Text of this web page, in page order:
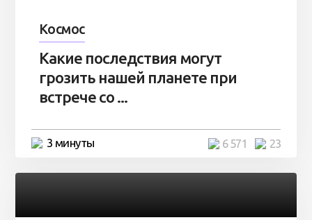
Космос
Какие последствия могут
грозить нашей планете при
встрече со ...
3 минуты 23
6 571